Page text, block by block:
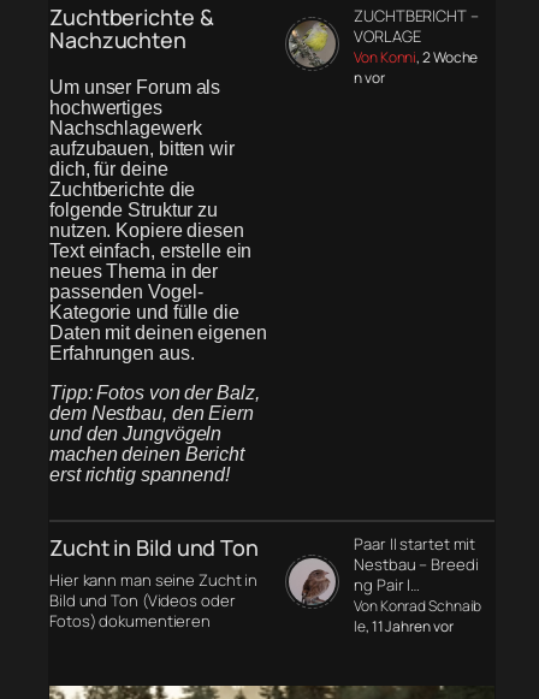
Zuchtberichte &
Nachzuchten
Um unser Forum als
hochwertiges
Nachschlagewerk
aufzubauen, bitten wir
dich, für deine
Zuchtberichte die
folgende Struktur zu
nutzen. Kopiere diesen
Text einfach, erstelle ein
neues Thema in der
passenden Vogel-
Kategorie und fülle die
Daten mit deinen eigenen
Erfahrungen aus.
Tipp: Fotos von der Balz,
dem Nestbau, den Eiern
und den Jungvögeln
machen deinen Bericht
erst richtig spannend!
ZUCHTBERICHT –
VORLAGE
Von Konni, 2 Woche
n vor
Zucht in Bild und Ton
Hier kann man seine Zucht in
Bild und Ton (Videos oder
Fotos) dokumentieren
Paar II startet mit
Nestbau – Breedi
ng Pair I…
Von Konrad Schnaib
le, 11 Jahren vor